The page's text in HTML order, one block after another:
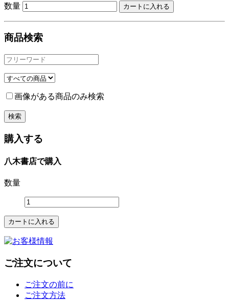
数量
商品検索
画像がある商品のみ検索
購入する
八木書店で購入
数量
ご注文について
ご注文の前に
ご注文方法